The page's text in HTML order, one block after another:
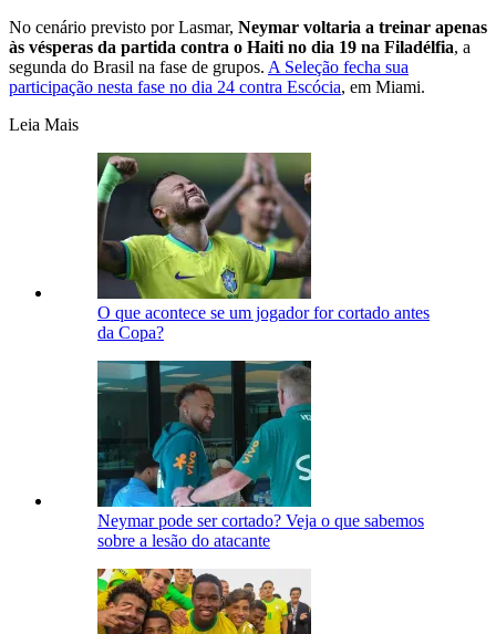
No cenário previsto por Lasmar, Neymar voltaria a treinar apenas
às vésperas da partida contra o Haiti no dia 19 na Filadélfia, a
segunda do Brasil na fase de grupos. A Seleção fecha sua
participação nesta fase no dia 24 contra Escócia, em Miami.
Leia Mais
O que acontece se um jogador for cortado antes
da Copa?
Neymar pode ser cortado? Veja o que sabemos
sobre a lesão do atacante